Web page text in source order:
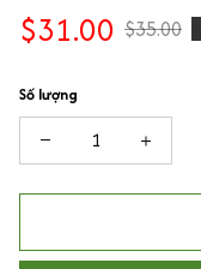
$31.00 $35.00
Số lượng